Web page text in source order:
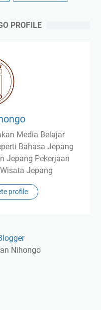
PROFILE
Media Belajar
Bahasa Jepang
Jepang Pekerjaan
Jepang
profile
Nihongo